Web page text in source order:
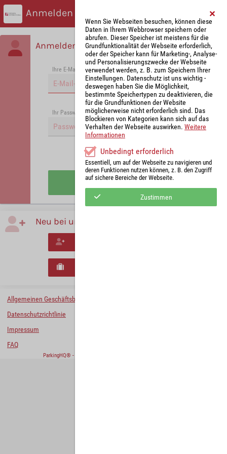
Anmelden
Anmelden
Ihre E-Mail-Adresse *
Passwort vergessen?
Ihr Passwort *
Angemeldet bleiben
Anmelden
Neu bei uns?
Allgemeinen Geschäftsbedingungen
Datenschutzrichtlinie
Impressum
FAQ
ParkingHQ® - eine Lösung von
Wenn Sie Webseiten besuchen, können diese
Daten in Ihrem Webbrowser speichern oder
abrufen. Dieser Speicher ist meistens für die
Grundfunktionalität der Webseite erforderlich,
oder der Speicher kann für Marketing-, Analyse-
und Personalisierungszwecke der Webseite
verwendet werden, z. B. zum Speichern Ihrer
Einstellungen. Datenschutz ist uns wichtig -
deswegen haben Sie die Möglichkeit,
bestimmte Speichertypen zu deaktivieren, die
für die Grundfunktionen der Website
möglicherweise nicht erforderlich sind. Das
Blockieren von Kategorien kann sich auf das
Verhalten der Webseite auswirken. Weitere
Informationen
Unbedingt erforderlich
Essentiell, um auf der Webseite zu navigieren und
deren Funktionen nutzen können, z. B. den Zugriff
auf sichere Bereiche der Webseite.
Zustimmen